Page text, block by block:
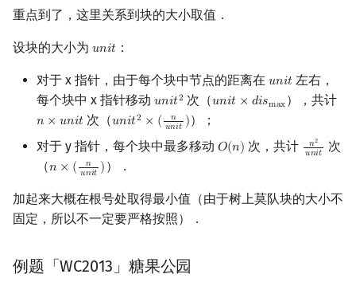
重点到了，这里关系到块的大小取值．
设块的大小为 𝑢𝑛𝑖𝑡
unit ：
对于 x 指针，由于每个块中节点的距离在 𝑢𝑛𝑖𝑡
unit 左右，
每个块中 x 指针移动 𝑢𝑛𝑖𝑡2
unit2 次（𝑢𝑛𝑖𝑡 × 𝑑𝑖𝑠max
unit×d ismax ），共计
𝑛 × 𝑢𝑛𝑖𝑡
n ×u nit 次（𝑢𝑛𝑖𝑡2 × ( 𝑛
𝑢𝑛𝑖𝑡 )
unit2 ×(nunit) ）；
对于 y 指针，每个块中最多移动 𝑂(𝑛)
O(n) 次，共计 𝑛2
𝑢𝑛𝑖𝑡
n2unit
次
（𝑛 × ( 𝑛
𝑢𝑛𝑖𝑡 )
n ×(nunit) ）．
加起来大概在根号处取得最小值（由于树上莫队块的大小不
固定，所以不一定要严格按照）．
例题「WC2013」糖果公园